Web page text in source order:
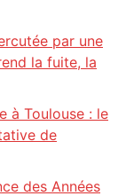
par une
la fuite, la
à Toulouse : le
de
des Années